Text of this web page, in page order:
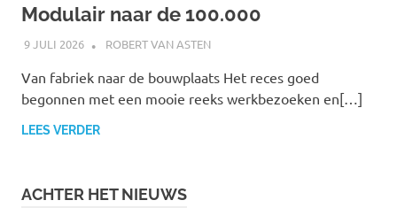
Modulair naar de 100.000
9 JULI 2026 ROBERT VAN ASTEN
Van fabriek naar de bouwplaats Het reces goed
begonnen met een mooie reeks werkbezoeken en[…]
LEES VERDER
ACHTER HET NIEUWS